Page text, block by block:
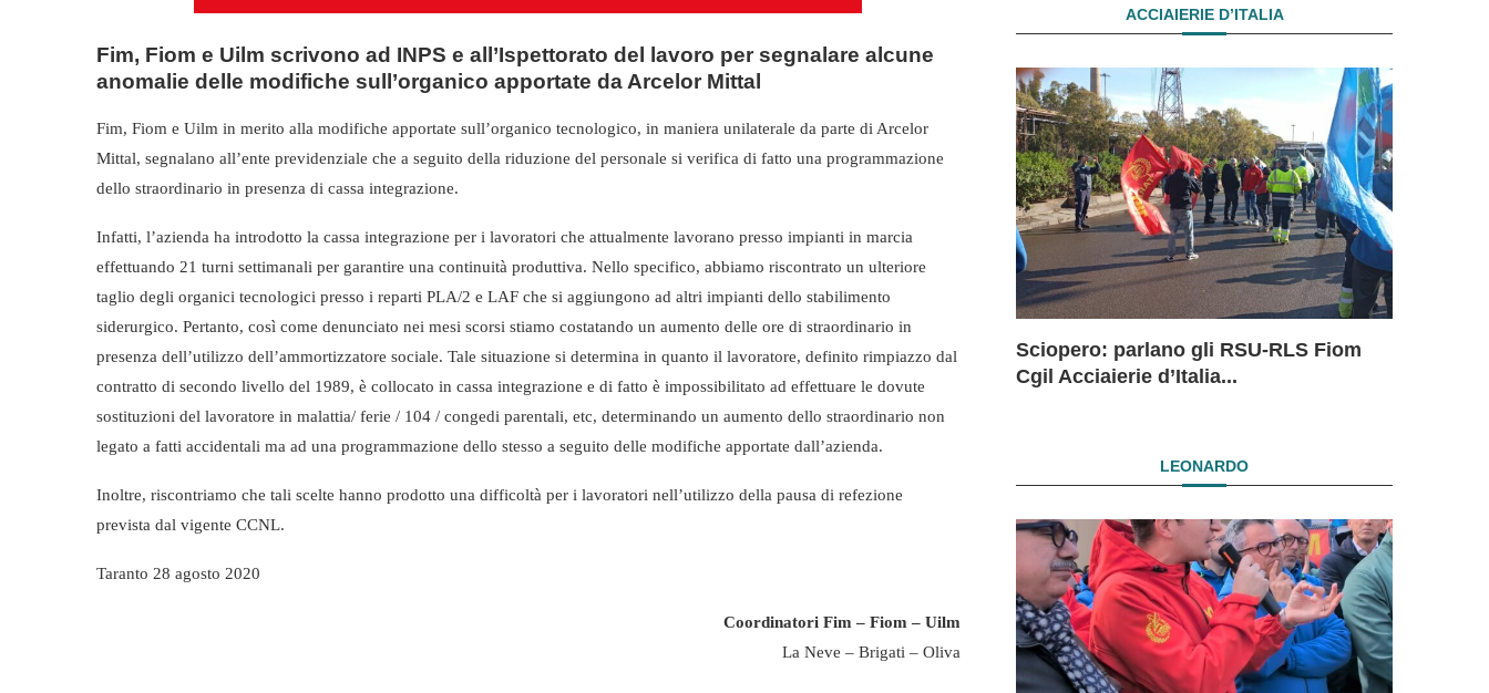
Fim, Fiom e Uilm scrivono ad INPS e all’Ispettorato del lavoro per segnalare alcune
anomalie delle modifiche sull’organico apportate da Arcelor Mittal
Fim, Fiom e Uilm in merito alla modifiche apportate sull’organico tecnologico, in maniera unilaterale da parte di Arcelor
Mittal, segnalano all’ente previdenziale che a seguito della riduzione del personale si verifica di fatto una programmazione
dello straordinario in presenza di cassa integrazione.
Infatti, l’azienda ha introdotto la cassa integrazione per i lavoratori che attualmente lavorano presso impianti in marcia
effettuando 21 turni settimanali per garantire una continuità produttiva. Nello specifico, abbiamo riscontrato un ulteriore
taglio degli organici tecnologici presso i reparti PLA/2 e LAF che si aggiungono ad altri impianti dello stabilimento
siderurgico. Pertanto, così come denunciato nei mesi scorsi stiamo costatando un aumento delle ore di straordinario in
presenza dell’utilizzo dell’ammortizzatore sociale. Tale situazione si determina in quanto il lavoratore, definito rimpiazzo dal
contratto di secondo livello del 1989, è collocato in cassa integrazione e di fatto è impossibilitato ad effettuare le dovute
sostituzioni del lavoratore in malattia/ ferie / 104 / congedi parentali, etc, determinando un aumento dello straordinario non
legato a fatti accidentali ma ad una programmazione dello stesso a seguito delle modifiche apportate dall’azienda.
Inoltre, riscontriamo che tali scelte hanno prodotto una difficoltà per i lavoratori nell’utilizzo della pausa di refezione
prevista dal vigente CCNL.
Taranto 28 agosto 2020
Coordinatori Fim – Fiom – Uilm
La Neve – Brigati – Oliva
ACCIAIERIE D’ITALIA
Sciopero: parlano gli RSU-RLS Fiom
Cgil Acciaierie d’Italia...
LEONARDO